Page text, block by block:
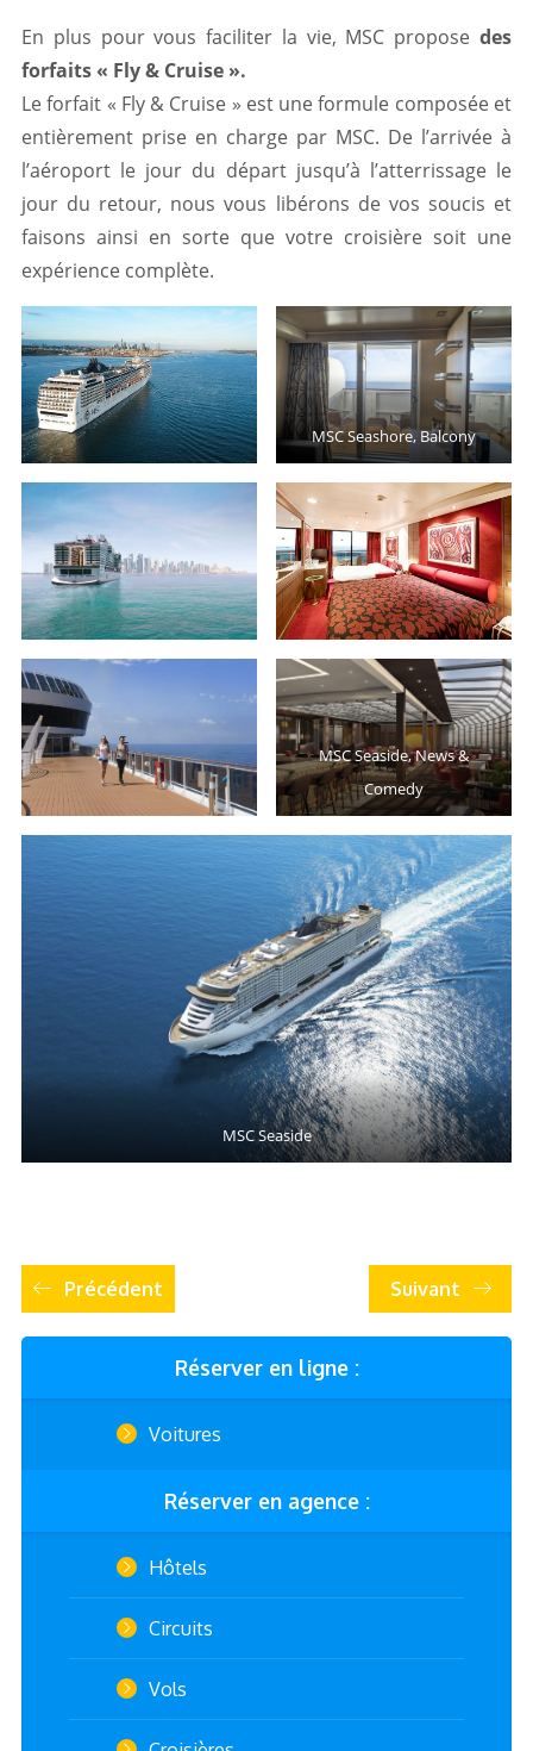
Réserver en ligne :
Voitures
Réserver en agence :
Hôtels
Circuits
Vols
En plus pour vous faciliter la vie, MSC propose des
forfaits « Fly & Cruise ».
Le forfait « Fly & Cruise » est une formule composée et
entièrement prise en charge par MSC. De l’arrivée à
l’aéroport le jour du départ jusqu’à l’atterrissage le
jour du retour, nous vous libérons de vos soucis et
faisons ainsi en sorte que votre croisière soit une
expérience complète.
MSC Seashore, Balcony
MSC Seaside, News &
Comedy
MSC Seaside
Précédent Suivant